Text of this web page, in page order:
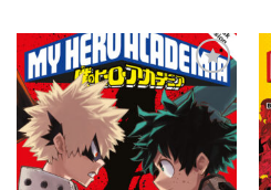
Add to
Wishlist